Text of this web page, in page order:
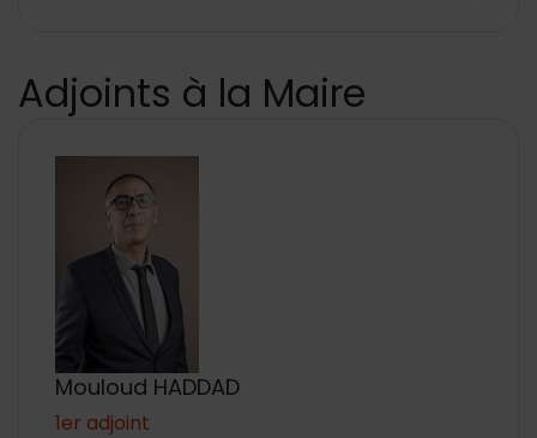
Adjoints à la Maire
Mouloud HADDAD
1er adjoint